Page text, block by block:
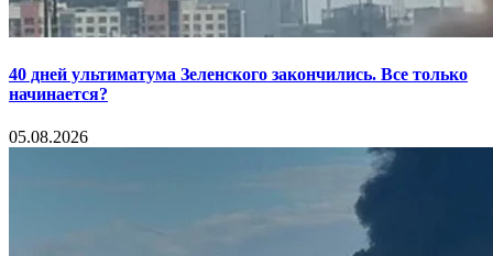
40 дней ультиматума Зеленского закончились. Все только
начинается?
05.08.2026